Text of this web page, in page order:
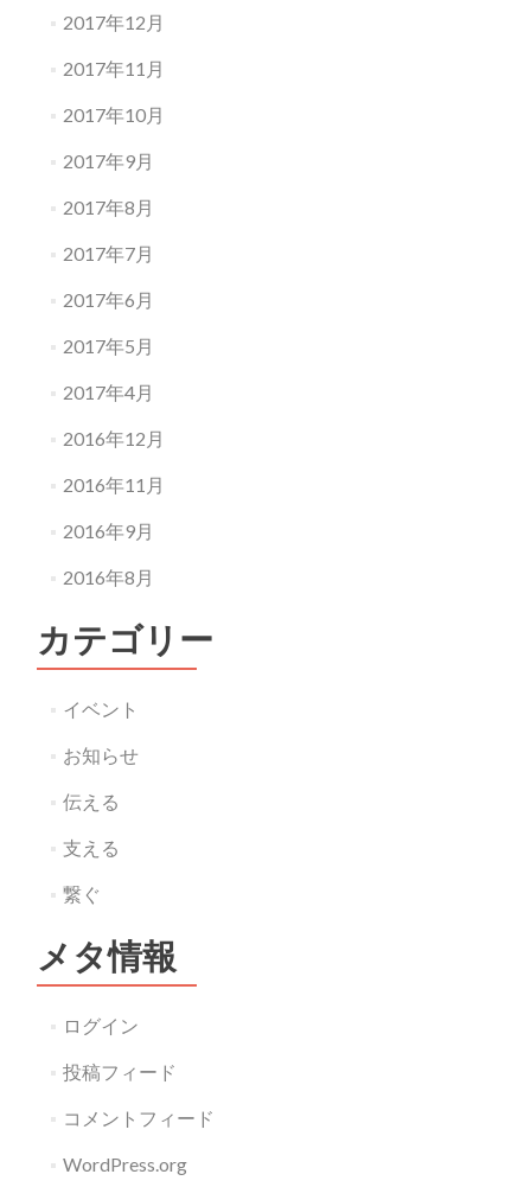
2017年12月
2017年11月
2017年10月
2017年9月
2017年8月
2017年7月
2017年6月
2017年5月
2017年4月
2016年12月
2016年11月
2016年9月
2016年8月
カテゴリー
イベント
お知らせ
伝える
支える
繋ぐ
メタ情報
ログイン
投稿フィード
コメントフィード
WordPress.org